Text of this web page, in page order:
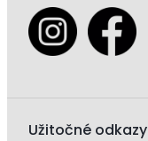
Užitočné odkazy